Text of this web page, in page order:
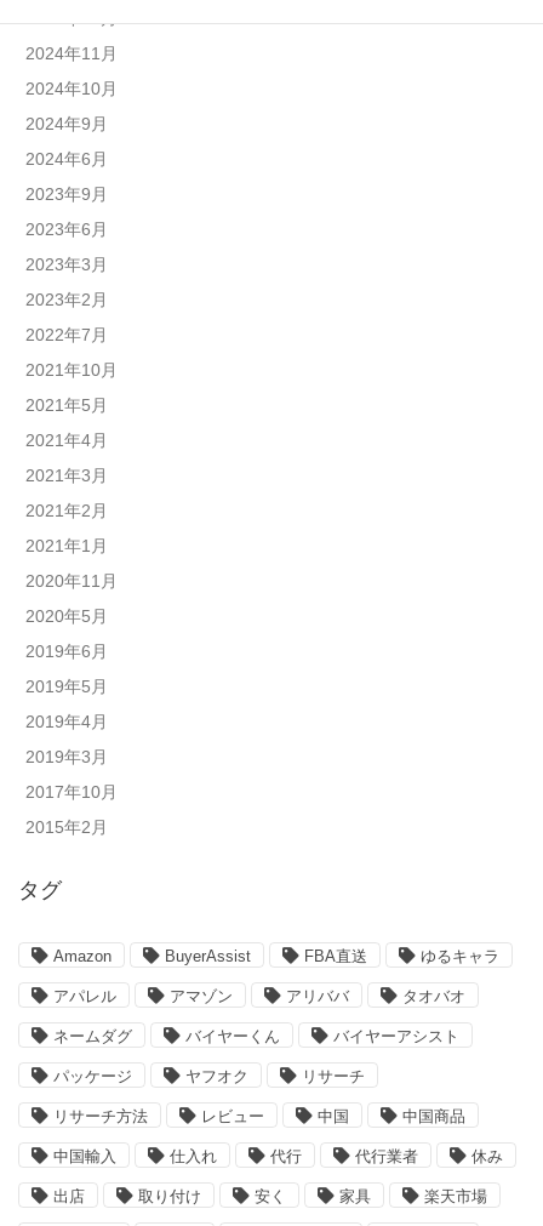
2024年12月
2024年11月
2024年10月
2024年9月
2024年6月
2023年9月
2023年6月
2023年3月
2023年2月
2022年7月
2021年10月
2021年5月
2021年4月
2021年3月
2021年2月
2021年1月
2020年11月
2020年5月
2019年6月
2019年5月
2019年4月
2019年3月
2017年10月
2015年2月
タグ
Amazon BuyerAssist FBA直送 ゆるキャラ
アパレル アマゾン アリババ タオバオ
ネームダグ バイヤーくん バイヤーアシスト
パッケージ ヤフオク リサーチ
リサーチ方法 レビュー 中国 中国商品
中国輸入 仕入れ 代行 代行業者 休み
出店 取り付け 安く 家具 楽天市場